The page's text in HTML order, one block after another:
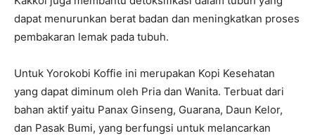
dapat menurunkan berat badan dan meningkatkan proses
pembakaran lemak pada tubuh.
Untuk Yorokobi Koffie ini merupakan Kopi Kesehatan
yang dapat diminum oleh Pria dan Wanita. Terbuat dari
bahan aktif yaitu Panax Ginseng, Guarana, Daun Kelor,
dan Pasak Bumi, yang berfungsi untuk melancarkan